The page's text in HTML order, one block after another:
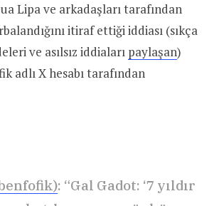
Lipa ve arkadaşları tarafından
itiraf ettiği iddiası (sıkça
ve asılsız iddiaları paylaşan)
adlı X hesabı tarafından
: “Gal Gadot: ‘7 yıldır